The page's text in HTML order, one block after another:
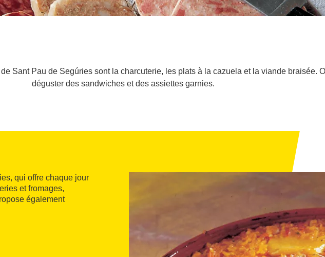
Sant Pau de Segúries sont la charcuterie, les plats à la cazuela et la viande braisée.
déguster des sandwiches et des assiettes garnies.
qui offre chaque jour
et fromages,
également